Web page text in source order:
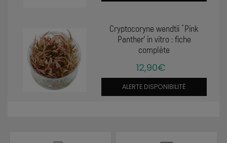
Cryptocoryne wendtii ´Pink
Panther' in vitro : fiche
complète
12,90€
ALERTE DISPONIBILITÉ